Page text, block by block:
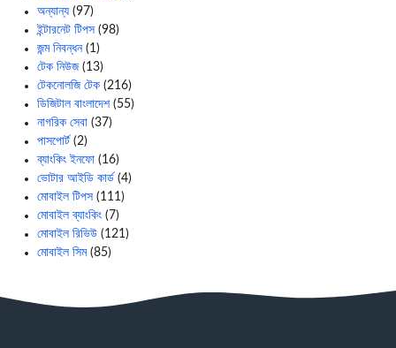
অন্যান্য (97)
ইন্টারনেট টিপস (98)
জন্ম নিবন্ধন(1)
টেক নিউজ(13)
টেকনোলজি টেক (216)
ডিজিটাল বাংলাদেশ(55)
নাগরিক সেবা (37)
পাসপোর্ট (2)
ব্যাংকিং ইনফো (16)
ভোটার আইডি কার্ড (4)
মোবাইল টিপস (111)
মোবাইল ব্যাংকিং (7)
মোবাইল রিভিউ (121)
মোবাইল সিম(85)